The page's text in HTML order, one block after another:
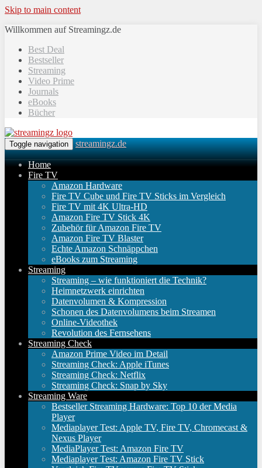
Skip to main content
Willkommen auf Streamingz.de
Best Deal
Bestseller
Streaming
Video Prime
Journals
eBooks
Bücher
Toggle navigation streamingz.de
Home
Fire TV
Amazon Hardware
Fire TV Cube und Fire TV Sticks im Vergleich
Fire TV mit 4K Ultra-HD
Amazon Fire TV Stick 4K
Zubehör für Amazon Fire TV
Amazon Fire TV Blaster
Echte Amazon Schnäppchen
eBooks zum Streaming
Streaming
Streaming – wie funktioniert die Technik?
Heimnetzwerk einrichten
Datenvolumen & Kompression
Schonen des Datenvolumens beim Streamen
Online-Videothek
Revolution des Fernsehens
Streaming Check
Amazon Prime Video im Detail
Streaming Check: Apple iTunes
Streaming Check: Netflix
Streaming Check: Snap by Sky
Streaming Ware
Bestseller Streaming Hardware: Top 10 der Media
Player
Mediaplayer Test: Apple TV, Fire TV, Chromecast &
Nexus Player
MediaPlayer Test: Amazon Fire TV
Mediaplayer Test: Amazon Fire TV Stick